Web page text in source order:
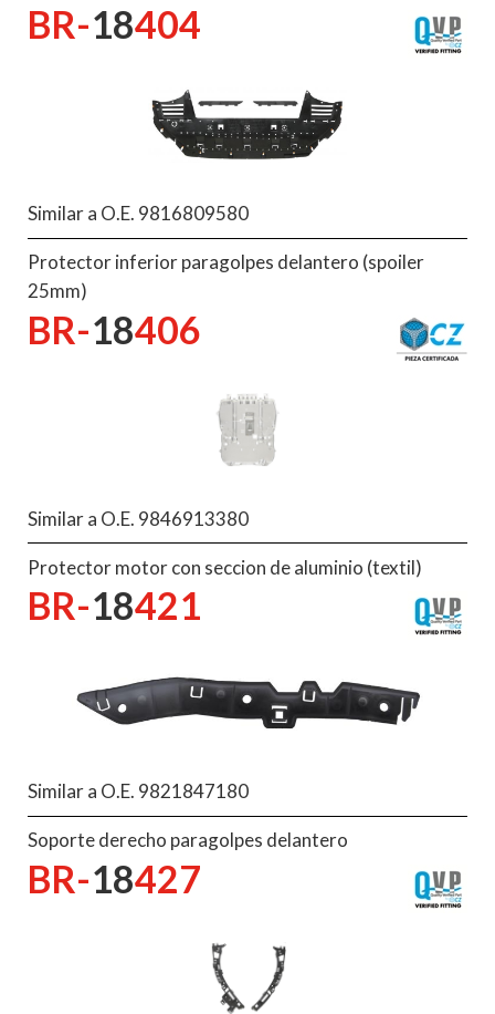
BR-18404
Similar a O.E. 9816809580
Protector inferior paragolpes delantero (spoiler
25mm)
BR-18406
Similar a O.E. 9846913380
Protector motor con seccion de aluminio (textil)
BR-18421
Similar a O.E. 9821847180
Soporte derecho paragolpes delantero
BR-18427